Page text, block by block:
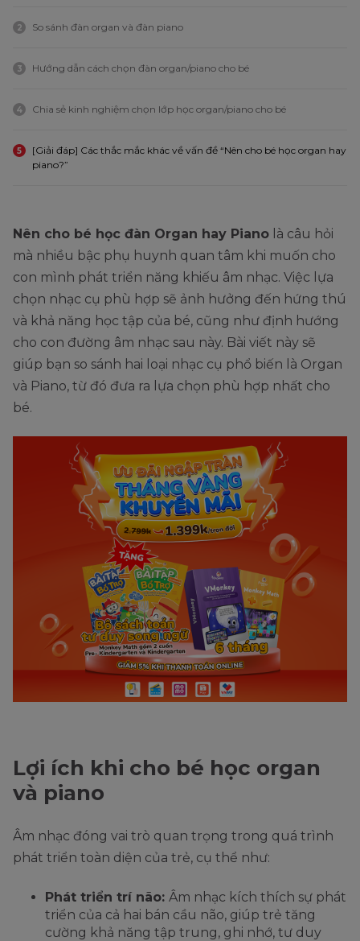
2 So sánh đàn organ và đàn piano
3 Hướng dẫn cách chọn đàn organ/piano cho bé
4 Chia sẻ kinh nghiệm chọn lớp học organ/piano cho bé
5
[Giải đáp] Các thắc mắc khác về vấn đề “Nên cho bé học organ hay
piano?”
Nên cho bé học đàn Organ hay Piano là câu hỏi
mà nhiều bậc phụ huynh quan tâm khi muốn cho
con mình phát triển năng khiếu âm nhạc. Việc lựa
chọn nhạc cụ phù hợp sẽ ảnh hưởng đến hứng thú
và khả năng học tập của bé, cũng như định hướng
cho con đường âm nhạc sau này. Bài viết này sẽ
giúp bạn so sánh hai loại nhạc cụ phổ biến là Organ
và Piano, từ đó đưa ra lựa chọn phù hợp nhất cho
bé.
Lợi ích khi cho bé học organ
và piano
Âm nhạc đóng vai trò quan trọng trong quá trình
phát triển toàn diện của trẻ, cụ thể như:
Phát triển trí não: Âm nhạc kích thích sự phát
triển của cả hai bán cầu não, giúp trẻ tăng
cường khả năng tập trung, ghi nhớ, tư duy